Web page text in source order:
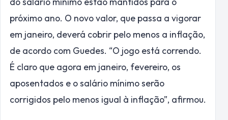
próximo ano. O novo valor, que passa a vigorar
em janeiro, deverá cobrir pelo menos a inflação,
de acordo com Guedes. “O jogo está correndo.
É claro que agora em janeiro, fevereiro, os
aposentados e o salário mínimo serão
corrigidos pelo menos igual à inflação”, afirmou.